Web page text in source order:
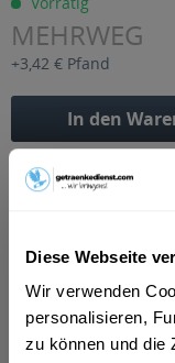
Diese Webseite
Wir verwenden
personalisieren,
zu können und die
MEHRWEG
+3,42 € Pfand
In den
Artikel-Nr.:
Beschreibung
"Das Prickeln dieser
die ausgeprägte